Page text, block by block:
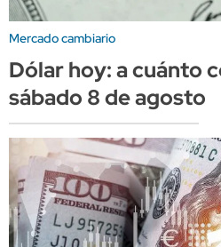
Mercado cambiario
Dólar hoy: a cuánto
sábado 8 de agosto